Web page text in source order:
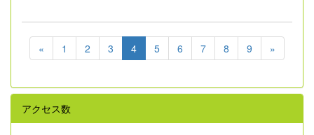
« 1 2 3 4 5 6 7 8 9 »
アクセス数